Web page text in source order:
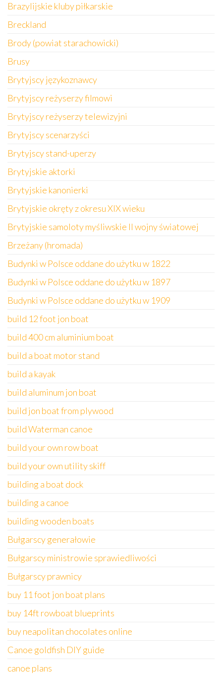
Brazylijskie kluby piłkarskie
Breckland
Brody (powiat starachowicki)
Brusy
Brytyjscy językoznawcy
Brytyjscy reżyserzy filmowi
Brytyjscy reżyserzy telewizyjni
Brytyjscy scenarzyści
Brytyjscy stand-uperzy
Brytyjskie aktorki
Brytyjskie kanonierki
Brytyjskie okręty z okresu XIX wieku
Brytyjskie samoloty myśliwskie II wojny światowej
Brzeżany (hromada)
Budynki w Polsce oddane do użytku w 1822
Budynki w Polsce oddane do użytku w 1897
Budynki w Polsce oddane do użytku w 1909
build 12 foot jon boat
build 400 cm aluminium boat
build a boat motor stand
build a kayak
build aluminum jon boat
build jon boat from plywood
build Waterman canoe
build your own row boat
build your own utility skiff
building a boat dock
building a canoe
building wooden boats
Bułgarscy generałowie
Bułgarscy ministrowie sprawiedliwości
Bułgarscy prawnicy
buy 11 foot jon boat plans
buy 14ft rowboat blueprints
buy neapolitan chocolates online
Canoe goldfish DIY guide
canoe plans